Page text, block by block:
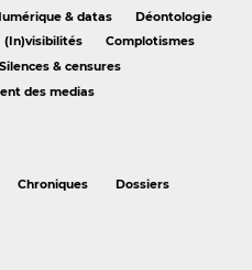
& datas
Déontologie
(In)visibilités
Complotismes
Silences & censures
des medias
Chroniques
Dossiers